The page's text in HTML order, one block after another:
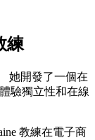
練
她開發了一個在
驗獨立性和在線
教練在電子商